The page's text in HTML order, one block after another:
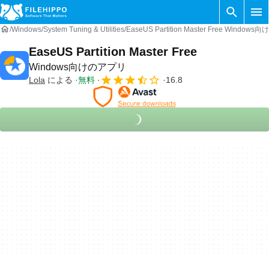
Windows System Tuning & Utilities EaseUS Partition Master Free Windows向
EaseUS Partition Master Free
Windows向けのアプリ
Lola による 無料 16.8